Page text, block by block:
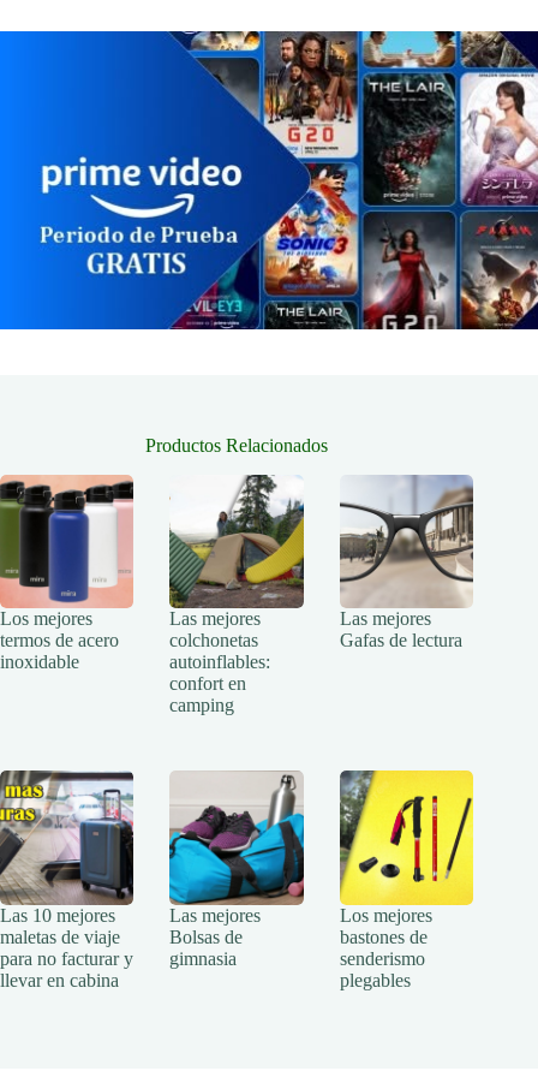
Productos Relacionados
Los mejores
termos de acero
inoxidable
Las mejores
colchonetas
autoinflables:
confort en
camping
Las mejores
Gafas de lectura
Las 10 mejores
maletas de viaje
para no facturar y
llevar en cabina
Las mejores
Bolsas de
gimnasia
Los mejores
bastones de
senderismo
plegables